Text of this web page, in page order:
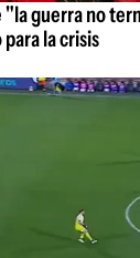
"la guerra no
la crisis